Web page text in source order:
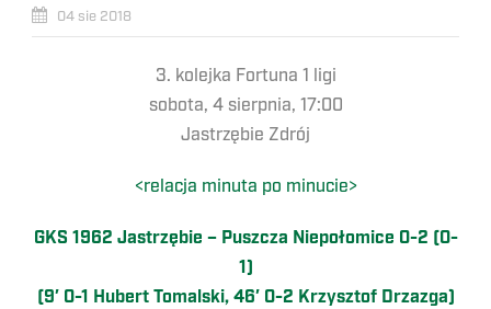
04 sie 2018
3. kolejka Fortuna 1 ligi
sobota, 4 sierpnia, 17:00
Jastrzębie Zdrój
<relacja minuta po minucie>
GKS 1962 Jastrzębie – Puszcza Niepołomice 0-2 (0-
1)
(9′ 0-1 Hubert Tomalski, 46′ 0-2 Krzysztof Drzazga)